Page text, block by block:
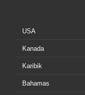
USA
Kanada
Karibik
Bahamas